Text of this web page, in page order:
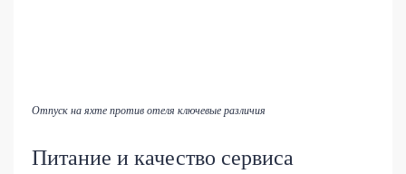
Отпуск на яхте против отеля ключевые различия
Питание и качество сервиса